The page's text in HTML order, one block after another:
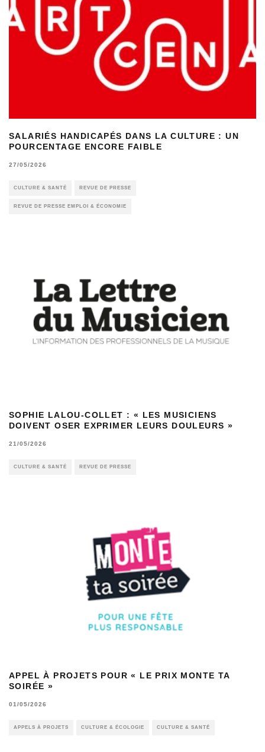
SALARIÉS HANDICAPÉS DANS LA CULTURE : UN
POURCENTAGE ENCORE FAIBLE
27/05/2026
CULTURE & SANTÉ REVUE DE PRESSE
REVUE DE PRESSE EMPLOI & ÉCONOMIE
SOPHIE LALOU-COLLET : « LES MUSICIENS
DOIVENT OSER EXPRIMER LEURS DOULEURS »
21/05/2026
CULTURE & SANTÉ REVUE DE PRESSE
APPEL À PROJETS POUR « LE PRIX MONTE TA
SOIRÉE »
01/05/2026
APPELS À PROJETS CULTURE & ÉCOLOGIE CULTURE & SANTÉ